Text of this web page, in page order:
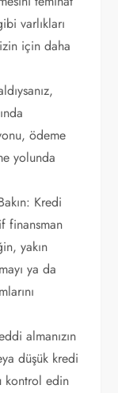
varlıkları
için daha
ödeme
yolunda
Kredi
finansman
yakın
ya da
almanızın
düşük kredi
kontrol edin